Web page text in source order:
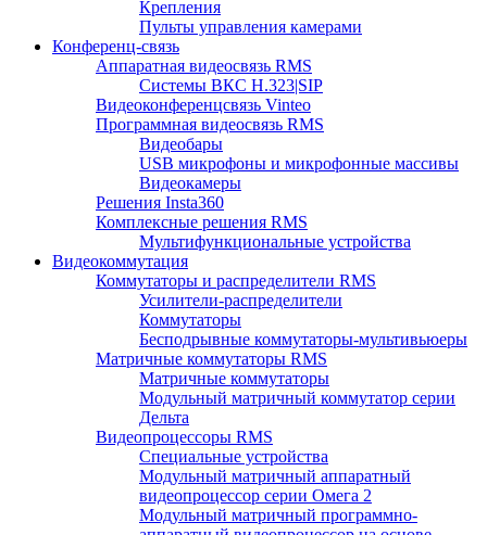
Крепления
Пульты управления камерами
Конференц-связь
Аппаратная видеосвязь RMS
Системы ВКС H.323|SIP
Видеоконференцсвязь Vinteo
Программная видеосвязь RMS
Видеобары
USB микрофоны и микрофонные массивы
Видеокамеры
Решения Insta360
Комплексные решения RMS
Мультифункциональные устройства
Видеокоммутация
Коммутаторы и распределители RMS
Усилители-распределители
Коммутаторы
Бесподрывные коммутаторы-мультивьюеры
Матричные коммутаторы RMS
Матричные коммутаторы
Модульный матричный коммутатор серии
Дельта
Видеопроцессоры RMS
Специальные устройства
Модульный матричный аппаратный
видеопроцессор серии Омега 2
Модульный матричный программно-